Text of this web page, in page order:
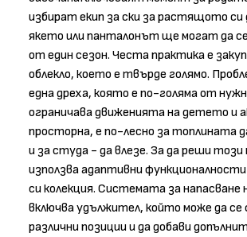
избират екип за ски за растящото си
якето или панталонът ще могат да
от един сезон. Честа практика е
облекло, което е твърде голямо.
една дреха, която е по-голяма от
ограничава движенията на детето и
просторна, е по-лесно за топлината
и за студа - да влезе. За да реши този
използва адаптивни
си колекция. Системата за напасване
включва удължител, който може да се
различни позиции и да добави